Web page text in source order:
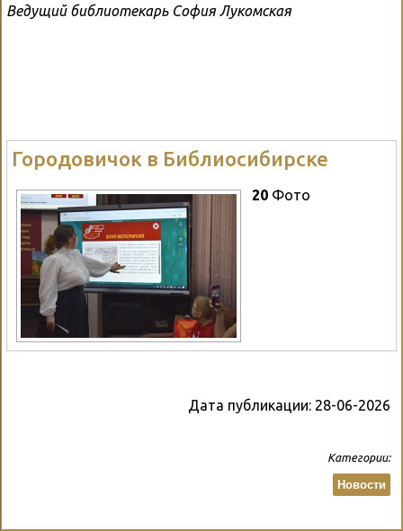
Ведущий библиотекарь София Лукомская
Городовичок в Библиосибирске
20 Фото
Дата публикации: 28-06-2026
Категории:
Новости